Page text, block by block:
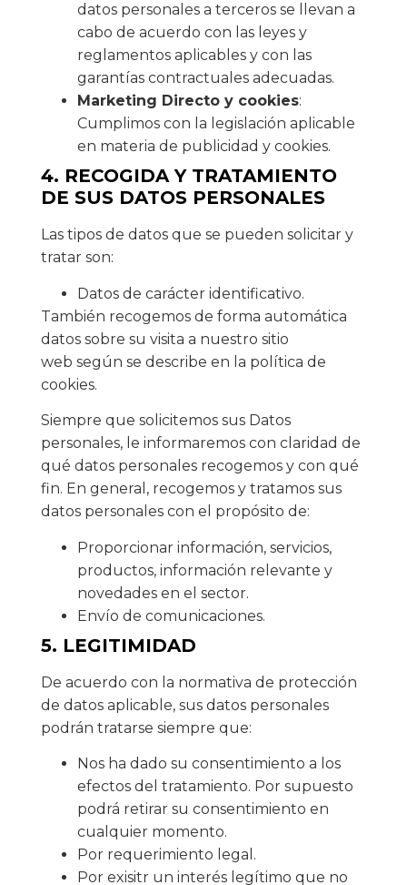
datos personales a terceros se llevan a
cabo de acuerdo con las leyes y
reglamentos aplicables y con las
garantías contractuales adecuadas.
Marketing Directo y cookies:
Cumplimos con la legislación aplicable
en materia de publicidad y cookies.
4. RECOGIDA Y TRATAMIENTO
DE SUS DATOS PERSONALES
Las tipos de datos que se pueden solicitar y
tratar son:
Datos de carácter identificativo.
También recogemos de forma automática
datos sobre su visita a nuestro sitio
web según se describe en la política de
cookies.
Siempre que solicitemos sus Datos
personales, le informaremos con claridad de
qué datos personales recogemos y con qué
fin. En general, recogemos y tratamos sus
datos personales con el propósito de:
Proporcionar información, servicios,
productos, información relevante y
novedades en el sector.
Envío de comunicaciones.
5. LEGITIMIDAD
De acuerdo con la normativa de protección
de datos aplicable, sus datos personales
podrán tratarse siempre que:
Nos ha dado su consentimiento a los
efectos del tratamiento. Por supuesto
podrá retirar su consentimiento en
cualquier momento.
Por requerimiento legal.
Por exisitr un interés legítimo que no